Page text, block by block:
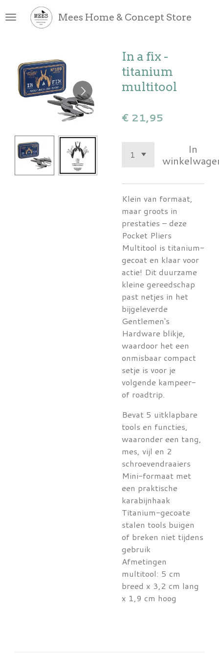
direct
hoofdinhoud
Mees Home & Concept Store
In a fix -
titanium
multitool
€ 21,95
In
Klein van formaat,
maar groots in
prestaties – deze
Pocket Pliers
Multitool is titanium-
gecoat en klaar voor
actie! Dit duurzame
kleine gereedschap
past netjes in het
bijgeleverde
Gentlemen's
Hardware blikje,
waardoor het een
onmisbaar compact
setje is voor je
volgende kampeer-
of roadtrip.
Bevat 5 uitklapbare
tools en functies,
waaronder een tang,
mes, vijl en 2
schroevendraaiers
Mini-formaat met
een praktische
karabijnhaak
Titanium-gecoate
stalen tools buigen
of breken niet tijdens
gebruik
Afmetingen
multitool: 5 cm
breed x 3,2 cm lang
x 1,9 cm hoog